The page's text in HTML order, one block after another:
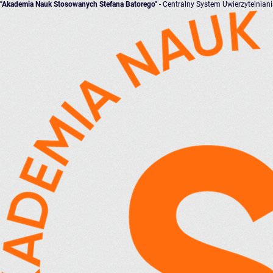
"Akademia Nauk Stosowanych Stefana Batorego" - Centralny System